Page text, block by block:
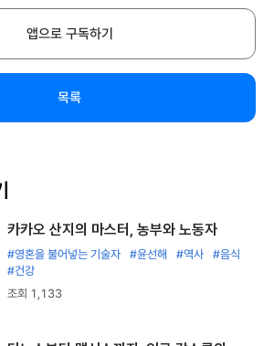
앱으로 구독하기
목록
카카오 산지의 마스터, 농부와 노동자
#영혼을 불어넣는 기술자 #윤선해 #역사
#음식
#건강
조회 1,133